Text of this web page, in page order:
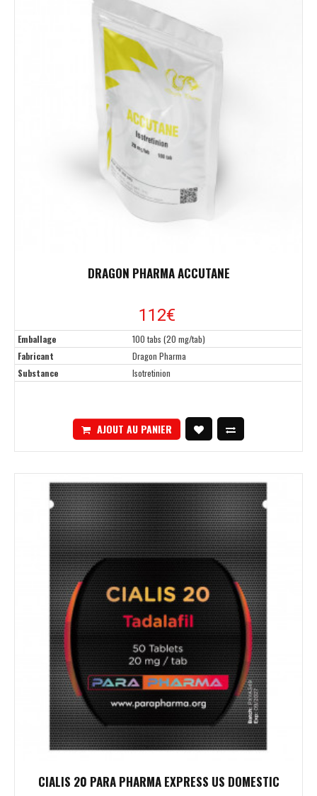
DRAGON PHARMA ACCUTANE
112€
Emballage
100 tabs (20 mg/tab)
Fabricant
Dragon Pharma
Substance
Isotretinion
AJOUT AU PANIER
CIALIS 20 PARA PHARMA EXPRESS US DOMESTIC